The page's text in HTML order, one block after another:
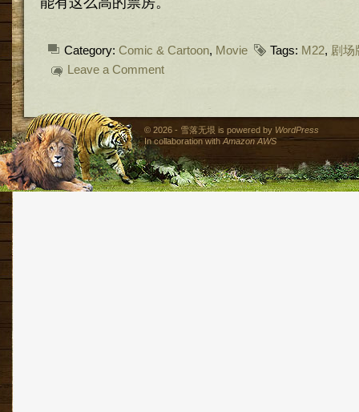
Category: Comic & Cartoon, Movie Tags: M22, 剧场
Leave a Comment
© 2026 - 雪落无垠 is powered by WordPress
In collaboration withAmazon AWS